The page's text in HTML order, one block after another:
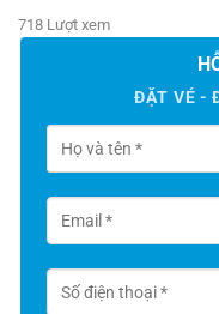
718 Lượt xem
ĐẶT VÉ -